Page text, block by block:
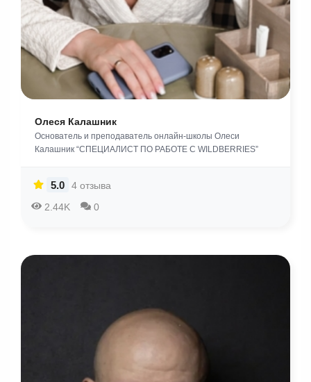
Олеся Калашник
Основатель и преподаватель онлайн-школы Олеси
Калашник “СПЕЦИАЛИСТ ПО РАБОТЕ С WILDBERRIES”
2.44K 0
5.0 4 отзыва